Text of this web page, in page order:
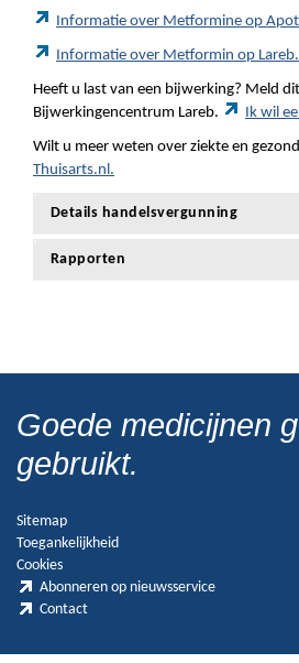
Informatie over Metformine op
Informatie over Metformin op
Heeft u last van een bijwerking? Meld
Bijwerkingencentrum Lareb.
Ik wil
Wilt u meer weten over ziekte en
Thuisarts.nl.
Details handelsvergunning
Rapporten
Goede medicijnen
gebruikt.
Sitemap
Toegankelijkheid
Cookies
Abonneren op nieuwsservice
Contact